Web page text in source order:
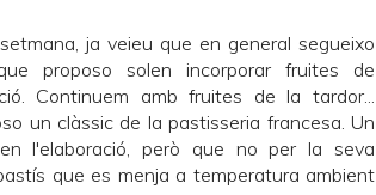
ja veieu que en general segueixo
proposo solen incorporar fruites de
Continuem amb fruites de la tardor...
un clàssic de la pastisseria francesa. Un
l'elaboració, però que no per la seva
que es menja a temperatura ambient